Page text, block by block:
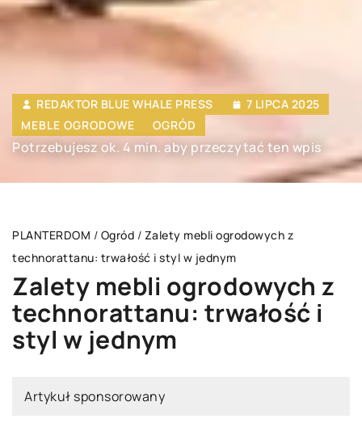
REDAKTOR BLUE WHALE PRESS
7 LIPCA 2025
MEBLE OGRODOWE
OGRÓD
Potrzebujesz ok. 4 min. aby przeczytać ten wpis
PLANTERDOM / Ogród / Zalety mebli ogrodowych z
technorattanu: trwałość i styl w jednym
Zalety mebli ogrodowych z
technorattanu: trwałość i
styl w jednym
Artykuł sponsorowany